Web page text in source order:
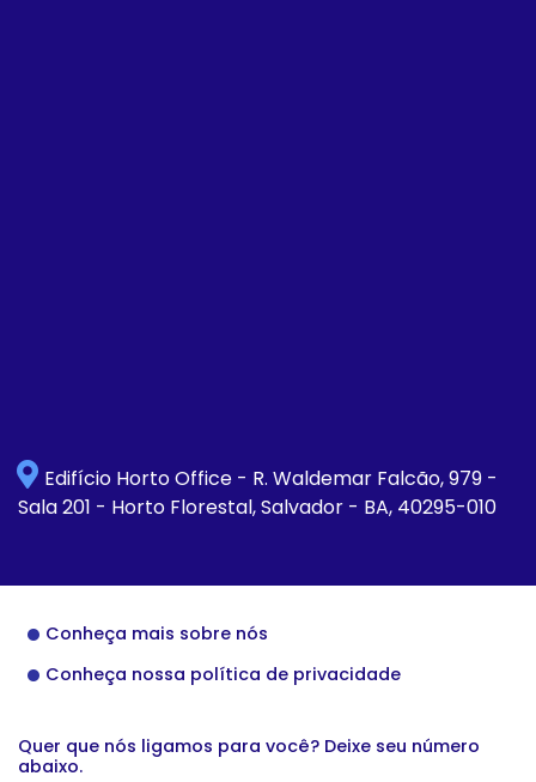
Edifício Horto Office - R. Waldemar Falcão, 979 -
Sala 201 - Horto Florestal, Salvador - BA, 40295-010
Conheça mais sobre nós
Conheça nossa política de privacidade
Quer que nós ligamos para você? Deixe seu número
abaixo.